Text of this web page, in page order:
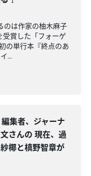
のは作家の柚木麻子
受賞した「フォーゲ
の単行本『終点のあ
...
集者、ジャーナ
さんの 現在、過
椰と槙野智章が